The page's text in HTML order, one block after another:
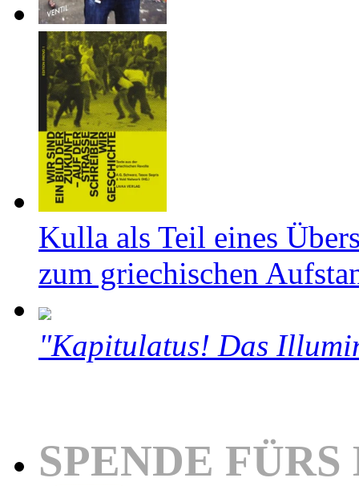
Kulla als Teil eines
zum griechischen
"Kapitulatus! Das
SPENDE